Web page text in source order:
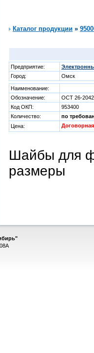
Каталог продукции »
Предприятие:
Город:
Омск
Наименование:
Обозначение:
ОСТ 26-
Код ОКП:
953400
Количество:
по
Цена:
Договорная
Шайбы для
размеры